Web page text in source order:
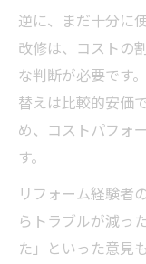
逆に、まだ十分に
改修は、コストの
な判断が必要です
替えは比較的安価
め、コストパフォ
す。
リフォーム経験者
らトラブルが減っ
た」といった意見